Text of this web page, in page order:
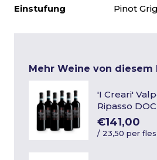
Einstufung
Pinot
Mehr Weine von diesem
'I Creari'
Ripasso
€141,00
/ 23,50 per fles